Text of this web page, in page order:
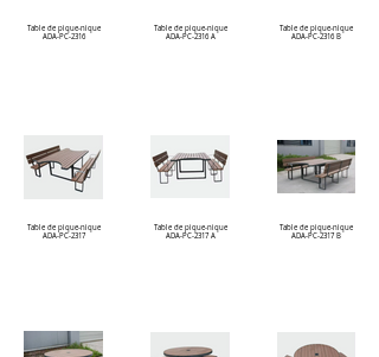
Table de pique-nique
ADA-PC-2316
Table de pique-nique
ADA-PC-2316 A
Table de pique-nique
ADA-PC-2316 B
Table de pique-nique
ADA-PC-2317
Table de pique-nique
ADA-PC-2317 A
Table de pique-nique
ADA-PC-2317 B